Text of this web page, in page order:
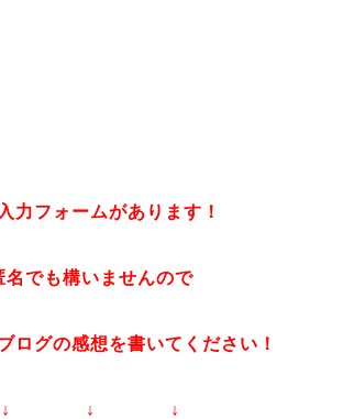
力フォームがあります！
名でも構いませんので
ログの感想を書いてください！
↓ ↓ ↓